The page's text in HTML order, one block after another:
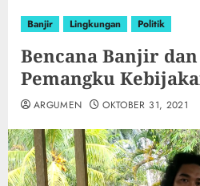
Banjir Lingkungan Politik
Bencana Banjir
Pemangku
ARGUMEN OKTOBER 31, 2021